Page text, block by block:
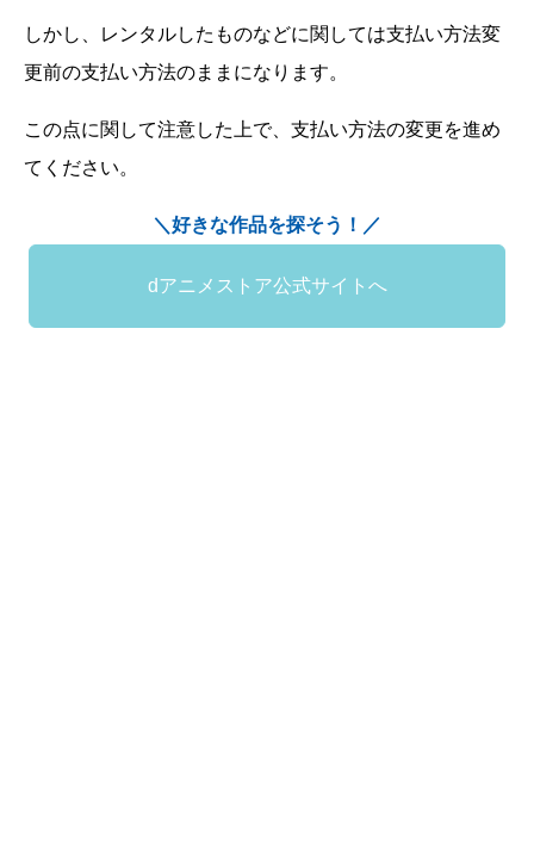
しかし、レンタルしたものなどに関しては支払い方法変
更前の支払い方法のままになります。
この点に関して注意した上で、支払い方法の変更を進め
てください。
＼好きな作品を探そう！／
dアニメストア公式サイトへ